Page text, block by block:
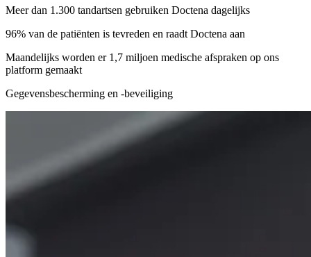
Meer dan 1.300 tandartsen gebruiken Doctena dagelijks
96% van de patiënten is tevreden en raadt Doctena aan
Maandelijks worden er 1,7 miljoen medische afspraken op ons
platform gemaakt
Gegevensbescherming en -beveiliging